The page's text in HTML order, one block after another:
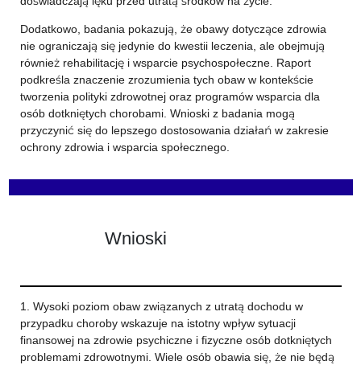
Dodatkowo, badania pokazują, że obawy dotyczące zdrowia
nie ograniczają się jedynie do kwestii leczenia, ale obejmują
również rehabilitację i wsparcie psychospołeczne. Raport
podkreśla znaczenie zrozumienia tych obaw w kontekście
tworzenia polityki zdrowotnej oraz programów wsparcia dla
osób dotkniętych chorobami. Wnioski z badania mogą
przyczynić się do lepszego dostosowania działań w zakresie
ochrony zdrowia i wsparcia społecznego.
Wnioski
1. Wysoki poziom obaw związanych z utratą dochodu w
przypadku choroby wskazuje na istotny wpływ sytuacji
finansowej na zdrowie psychiczne i fizyczne osób dotkniętych
problemami zdrowotnymi. Wiele osób obawia się, że nie będą